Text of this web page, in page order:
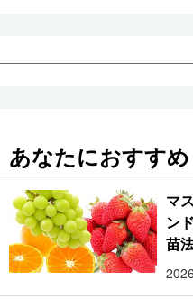
あなたにおすすめ
マ
ン
苗